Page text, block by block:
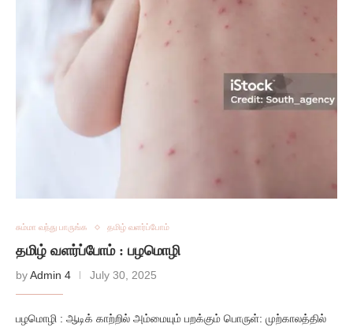
சும்மா வந்து பாருங்க தமிழ் வளர்ப்போம்
தமிழ் வளர்ப்போம் : பழமொழி
byAdmin 4 July 30, 2025
பழமொழி : ஆடிக் காற்றில் அம்மையும் பறக்கும் பொருள்: முற்காலத்தில்